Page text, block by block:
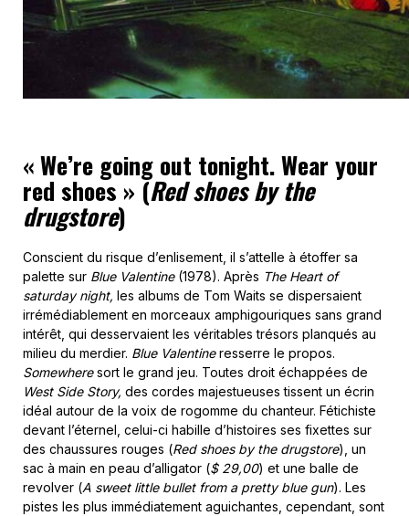
«We’re going out tonight. Wear your
red shoes » (Red shoes by the
drugstore)
Conscient du risque d’enlisement, il s’attelle à étoffer sa
palette sur Blue Valentine (1978). Après The Heart of
saturday night, les albums de Tom Waits se dispersaient
irrémédiablement en morceaux amphigouriques sans grand
intérêt, qui desservaient les véritables trésors planqués au
milieu du merdier. Blue Valentineresserre le propos.
Somewheresort le grand jeu. Toutes droit échappées de
West Side Story, des cordes majestueuses tissent un écrin
idéal autour de la voix de rogomme du chanteur. Fétichiste
devant l’éternel, celui-ci habille d’histoires ses fixettes sur
des chaussures rouges (Red shoes by the drugstore), un
sac à main en peau d’alligator ($ 29,00) et une balle de
revolver (A sweet little bullet from a pretty blue gun). Les
pistes les plus immédiatement aguichantes, cependant, sont